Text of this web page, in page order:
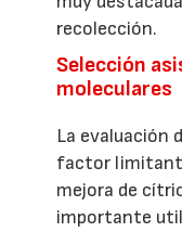
recolección.
Selección
moleculares
La evaluación
factor
mejora de
importante